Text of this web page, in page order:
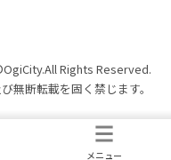
Rights Reserved.
無断転載を固く禁じます。
メニュー